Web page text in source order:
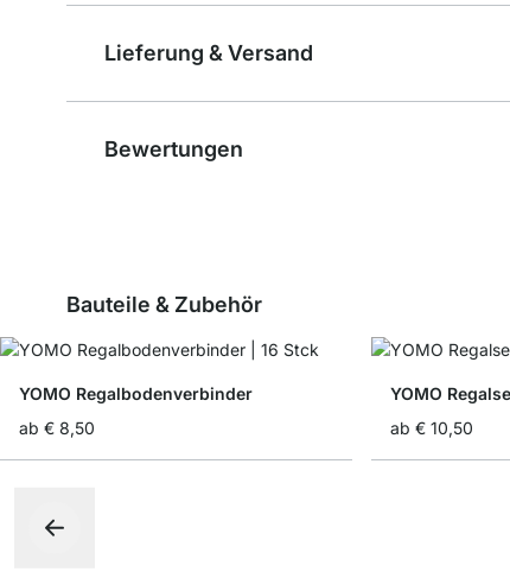
Lieferung & Versand
Bewertungen
Bauteile & Zubehör
YOMO Regalbodenverbinder
ab € 8,50
YOMO
ab € 10,50